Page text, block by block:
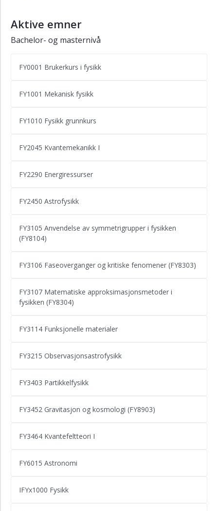
Aktive emner
Bachelor- og masternivå
FY0001 Brukerkurs i fysikk
FY1001 Mekanisk fysikk
FY1010 Fysikk grunnkurs
FY2045 Kvantemekanikk I
FY2290 Energiressurser
FY2450 Astrofysikk
FY3105 Anvendelse av symmetrigrupper i fysikken
(FY8104)
FY3106 Faseoverganger og kritiske fenomener (FY8303)
FY3107 Matematiske approksimasjonsmetoder i
fysikken (FY8304)
FY3114 Funksjonelle materialer
FY3215 Observasjonsastrofysikk
FY3403 Partikkelfysikk
FY3452 Gravitasjon og kosmologi (FY8903)
FY3464 Kvantefeltteori I
FY6015 Astronomi
IFYx1000 Fysikk